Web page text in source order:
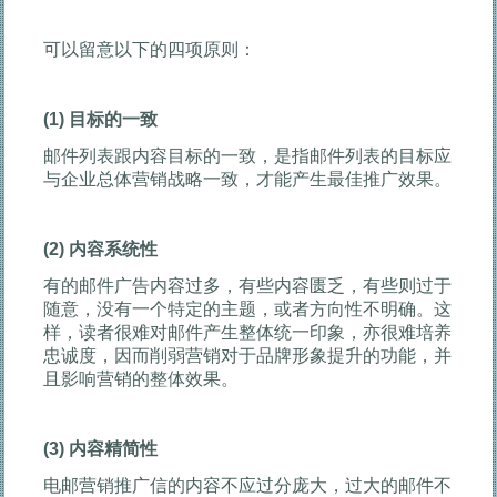
可以留意以下的四项原则：
(1) 目标的一致
邮件列表跟内容目标的一致，是指邮件列表的目标应
与企业总体营销战略一致，才能产生最佳推广效果。
(2) 内容系统性
有的邮件广告内容过多，有些内容匮乏，有些则过于
随意，没有一个特定的主题，或者方向性不明确。这
样，读者很难对邮件产生整体统一印象，亦很难培养
忠诚度，因而削弱营销对于品牌形象提升的功能，并
且影响营销的整体效果。
(3) 内容精简性
电邮营销推广信的内容不应过分庞大，过大的邮件不